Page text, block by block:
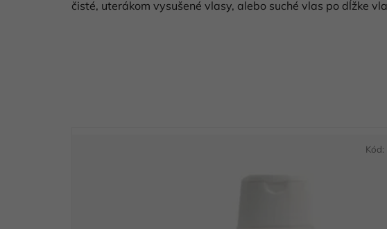
čisté, uterákom vysušené vlasy, alebo suché vlas po dĺžke
Kód: